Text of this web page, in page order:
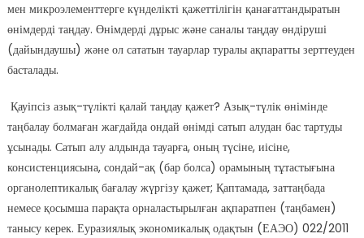
мен микроэлементтерге күнделікті қажеттілігін қанағаттандыратын
өнімдерді таңдау. Өнімдерді дұрыс және саналы таңдау өндіруші
(дайындаушы) және ол сататын тауарлар туралы ақпаратты зерттеуден
басталады.
Қауіпсіз азық-түлікті қалай таңдау қажет? Азық-түлік өнімінде
таңбалау болмаған жағдайда ондай өнімді сатып алудан бас тартуды
ұсынады. Сатып алу алдында тауарға, оның түсіне, иісіне,
консистенциясына, сондай-ақ (бар болса) орамының тұтастығына
органолептикалық бағалау жүргізу қажет; Қаптамада, заттаңбада
немесе қосымша парақта орналастырылған ақпаратпен (таңбамен)
танысу керек. Еуразиялық экономикалық одақтын (ЕАЭО) 022/2011